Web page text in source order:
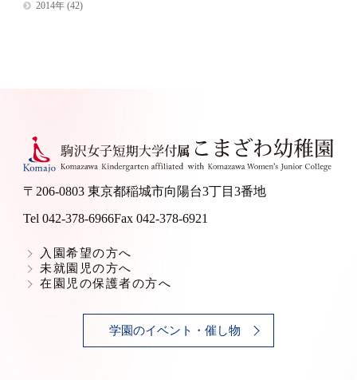
2014年(42)
〒206-0803 東京都稲城市向陽台3丁目3番地
Tel 042-378-6966Fax 042-378-6921
入園希望の方へ
未就園児の方へ
在園児の保護者の方へ
学園のイベント・催し物